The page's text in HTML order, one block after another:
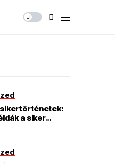
sikertörténetek:
a siker